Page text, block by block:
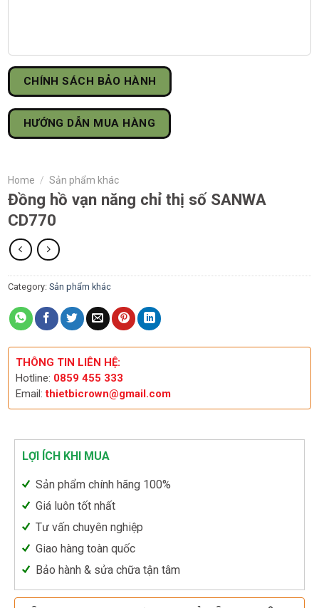
CHÍNH SÁCH BẢO HÀNH
HƯỚNG DẪN MUA HÀNG
Home / Sản phẩm khác
Đồng hồ vạn năng chỉ thị số SANWA
CD770
Category: Sản phẩm khác
THÔNG TIN LIÊN HỆ:
Hotline: 0859 455 333
Email:thietbicrown@gmail.com
LỢI ÍCH KHI MUA
Sản phẩm chính hãng 100%
Giá luôn tốt nhất
Tư vấn chuyên nghiệp
Giao hàng toàn quốc
Bảo hành & sửa chữa tận tâm